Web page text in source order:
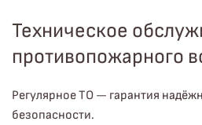
Техническое
противопожарного
Регулярное ТО — гарантия
безопасности.